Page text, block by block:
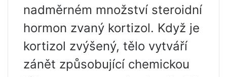
nadměrném množství steroidní
hormon zvaný kortizol. Když je
kortizol zvýšený, tělo vytváří
zánět způsobující chemickou